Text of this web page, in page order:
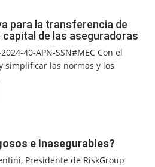
para la transferencia de
de las aseguradoras
40-APN-SSN#MEC Con el
simplificar las normas y los
e Inasegurables?
Presidente de RiskGroup